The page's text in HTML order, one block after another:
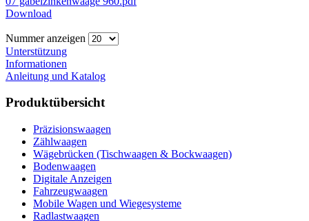
Download
Nummer anzeigen
Unterstützung
Informationen
Anleitung und Katalog
Produktübersicht
Präzisionswaagen
Zählwaagen
Wägebrücken (Tischwaagen & Bockwaagen)
Bodenwaagen
Digitale Anzeigen
Fahrzeugwaagen
Mobile Wagen und Wiegesysteme
Radlastwaagen